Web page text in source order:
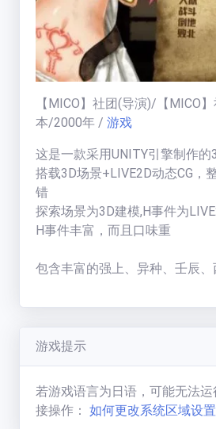
免费在线电影
一周热门榜
一周热门:
用户天梯榜
用户天梯:
BT老司机(19005 分)
ikuni(7334分)
zhangjianjin23
IvoryMandy 1732分)
公告通知
新手必看
【MICO】社团(导演)/ 【MICO
本/2000年 / 游戏
这是一款采用UNITY引擎制作的
搭载3D场景+LIVE2D动态CG，
错
探索场景为3D建模,H事件为
H事件丰富，而且口味重
包含丰富的强上、异种、壬辰
而且，可以欣赏被各种神仙干
（干老兄你性癖可真J8怪啊！）
游戏搭载全程动态CG+互动+全
家冲上一发！
包含超过4小时绝妙内容+30个
超过12个不同种族+对应H事件+
游戏提示
若游戏语言为日语，可能无法
接操作： 如何更改系统区域设